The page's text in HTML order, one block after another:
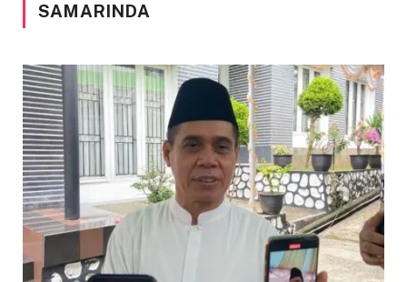
SAMARINDA